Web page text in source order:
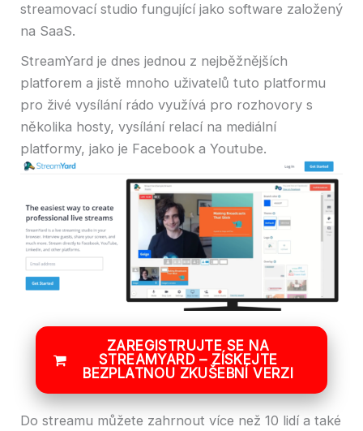
streamovací studio fungující jako software založený
na SaaS.
StreamYard je dnes jednou z nejběžnějších
platforem a jistě mnoho uživatelů tuto platformu
pro živé vysílání rádo využívá pro rozhovory s
několika hosty, vysílání relací na mediální
platformy, jako je Facebook a Youtube.
ZAREGISTRUJTE SE NA
STREAMYARD – ZÍSKEJTE
BEZPLATNOU ZKUŠEBNÍ VERZI
Do streamu můžete zahrnout více než 10 lidí a také